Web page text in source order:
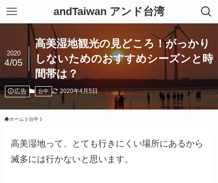
andTaiwan アンド台湾
高美湿地観光の見どころ！がっかり
しないためのおすすめシーズンと時
間帯は？
2020
4/05
広告 台中 2020年4月5日
ホーム 台中
高美湿地って、とても行きにくい場所にあるから
滅多には行かないと思います。